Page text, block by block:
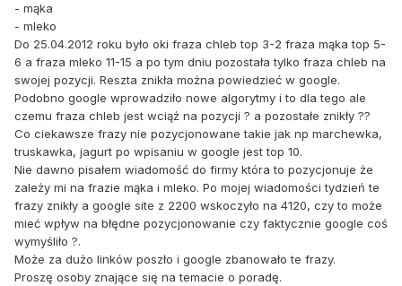
- mąka
- mleko
Do 25.04.2012 roku było oki fraza chleb top 3-2 fraza mąka top 5-
6 a fraza mleko 11-15 a po tym dniu pozostała tylko fraza chleb na
swojej pozycji. Reszta znikła można powiedzieć w google.
Podobno google wprowadziło nowe algorytmy i to dla tego ale
czemu fraza chleb jest wciąż na pozycji ? a pozostałe znikły ??
Co ciekawsze frazy nie pozycjonowane takie jak np marchewka,
truskawka, jagurt po wpisaniu w google jest top 10.
Nie dawno pisałem wiadomość do firmy która to pozycjonuje że
zależy mi na frazie mąka i mleko. Po mojej wiadomości tydzień te
frazy znikły a google site z 2200 wskoczyło na 4120, czy to może
mieć wpływ na błędne pozycjonowanie czy faktycznie google coś
wymyśliło ?.
Może za dużo linków poszło i google zbanowało te frazy.
Proszę osoby znające się na temacie o poradę.